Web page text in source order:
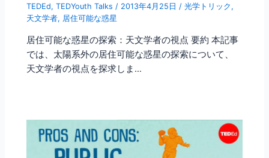
TEDEd,TEDYouth Talks / 2013年4月25日 /光学トリック ,
天文学者, 居住可能な惑星
居住可能な惑星の探索：天文学者の視点 要約 本記事
では、太陽系外の居住可能な惑星の探索について、
天文学者の視点を探求しま…